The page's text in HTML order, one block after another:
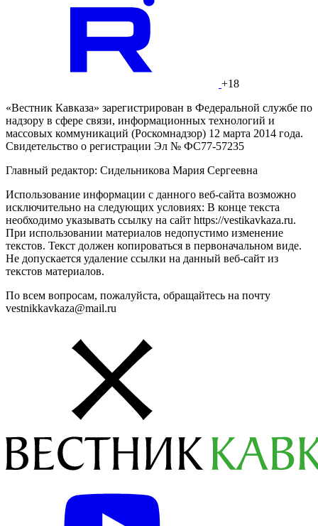
+18
«Вестник Кавказа» зарегистрирован в Федеральной службе по
надзору в сфере связи, информационных технологий и
массовых коммуникаций (Роскомнадзор) 12 марта 2014 года.
Свидетельство о регистрации Эл № ФС77-57235
Главный редактор: Сидельникова Мария Сергеевна
Использование информации с данного веб-сайта возможно
исключительно на следующих условиях: В конце текста
необходимо указывать ссылку на сайт https://vestikavkaza.ru.
При использовании материалов недопустимо изменение
текстов. Текст должен копироваться в первоначальном виде.
Не допускается удаление ссылки на данный веб-сайт из
текстов материалов.
По всем вопросам, пожалуйста, обращайтесь на почту
vestnikkavkaza@mail.ru